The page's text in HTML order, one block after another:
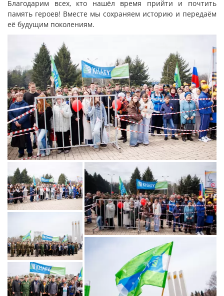
Благодарим всех, кто нашёл время прийти и почтить
память героев! Вместе мы сохраняем историю и передаём
её будущим поколениям.